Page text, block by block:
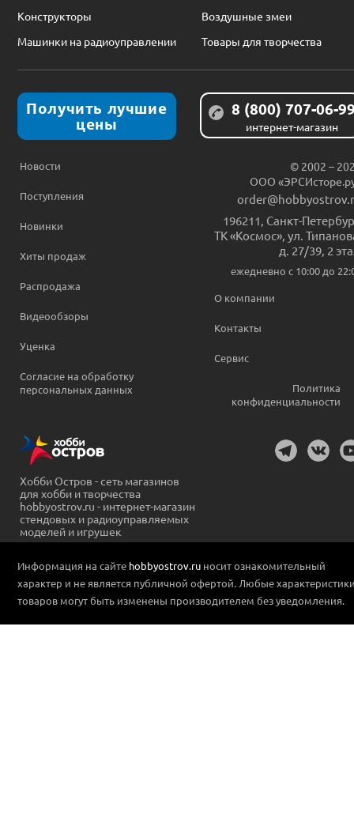
Конструкторы
Воздушные змеи
Машинки на радиоуправлении
Товары для творчества
Получить лучшие
цены
8 (800) 707-06-
интернет-магазин
Новости
Поступления
Новинки
Хиты продаж
Распродажа
Видеообзоры
Уценка
Согласие на обработку
персональных данных
© 2002 –
ООО
196211 Санкт-
ТК «Космос», ул.
д. 27/39, 2
ежедневно c 10:00 до
О компании
Контакты
Сервис
Политика
конфиденциальности
Хобби Остров - сеть магазинов
для хобби и творчества
hobbyostrov.ru - интернет-магазин
стендовых и радиоуправляемых
моделей и игрушек
Информация на сайте hobbyostrov.ru носит ознакомительный
характер и не является публичной офертой. Любые
товаров могут быть изменены производителем без уведомления.